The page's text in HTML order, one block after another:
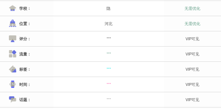
学校： 隐 无需优化
位置： 河北 无需优化
评分： *** VIP可见
流量： *** VIP可见
标签： *** VIP可见
时间： *** VIP可见
话题： *** VIP可见